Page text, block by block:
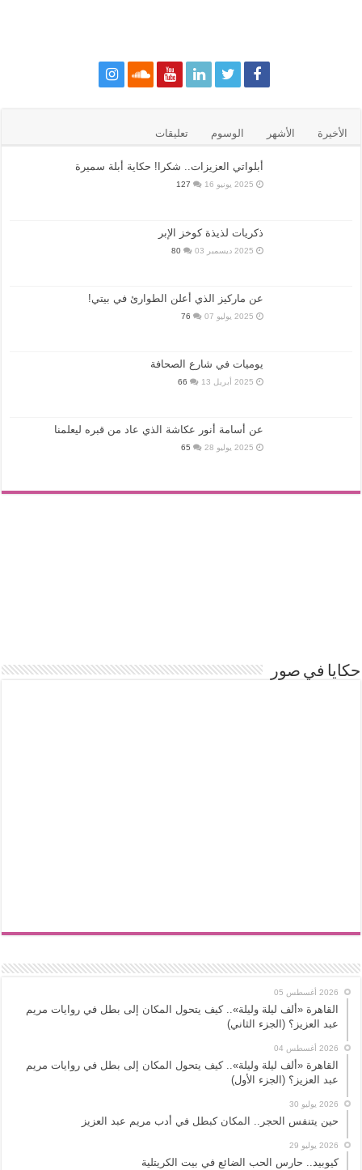
الأخيرة الأشهر الوسوم تعليقات
أبلواتي العزيزات.. شكرا! حكاية أبلة سميرة
2025 يونيو 16 127
ذكريات لذيذة كوخز الإبر
2025 ديسمبر 03 80
عن ماركيز الذي أعلن الطوارئ في بيتي!
2025 يوليو 07 76
يوميات في شارع الصحافة
2025 أبريل 13 66
عن أسامة أنور عكاشة الذي عاد من قبره ليعلمنا
2025 يوليو 28 65
حكايا في صور
2026 أغسطس 05
القاهرة «ألف ليلة وليلة».. كيف يتحول المكان إلى بطل في روايات مريم
عبد العزيز؟ (الجزء الثاني)
2026 أغسطس 04
القاهرة «ألف ليلة وليلة».. كيف يتحول المكان إلى بطل في روايات مريم
عبد العزيز؟ (الجزء الأول)
2026 يوليو 30
حين يتنفس الحجر.. المكان كبطل في أدب مريم عبد العزيز
2026 يوليو 29
كيوبيد.. حارس الحب الضائع في بيت الكريتلية